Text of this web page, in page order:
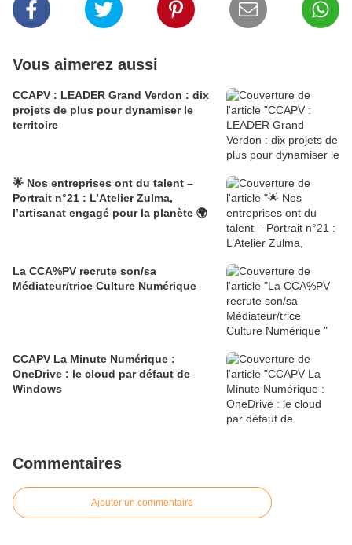
Vous aimerez aussi
CCAPV : LEADER Grand Verdon : dix
projets de plus pour dynamiser le
territoire
🌟 Nos entreprises ont du talent –
Portrait n°21 : L’Atelier Zulma,
l’artisanat engagé pour la planète 🌍
La CCA%PV recrute son/sa
Médiateur/trice Culture Numérique
CCAPV La Minute Numérique :
OneDrive : le cloud par défaut de
Windows​​​​​​​
Commentaires
Ajouter un commentaire